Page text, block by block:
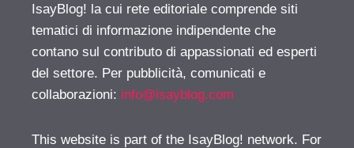
IsayBlog! la cui rete editoriale comprende siti
tematici di informazione indipendente che
contano sul contributo di appassionati ed esperti
del settore. Per pubblicità, comunicati e
collaborazioni: info@isayblog.com
This website is part of the IsayBlog! network. For